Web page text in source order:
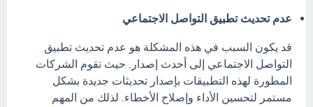
عدم تحديث تطبيق التواصل الاجتماعي
قد يكون السبب في هذه المشكلة هو عدم تحديث تطبيق
التواصل الاجتماعي إلى أحدث إصدار. حيث تقوم الشركات
المطورة لهذه التطبيقات بإصدار تحديثات جديدة بشكل
مستمر لتحسين الأداء وإصلاح الأخطاء. لذلك من المهم